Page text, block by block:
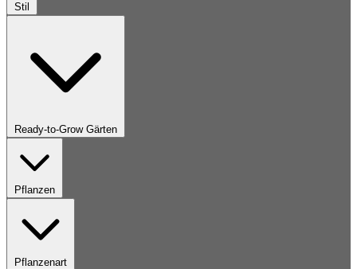
Stil
Ready-to-Grow Gärten
Pflanzen
Pflanzenart